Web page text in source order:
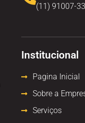
(11) 91007-
Institucional
Pagina Inicial
Sobre a
Serviços